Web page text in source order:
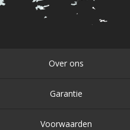
Over ons
Garantie
Voorwaarden